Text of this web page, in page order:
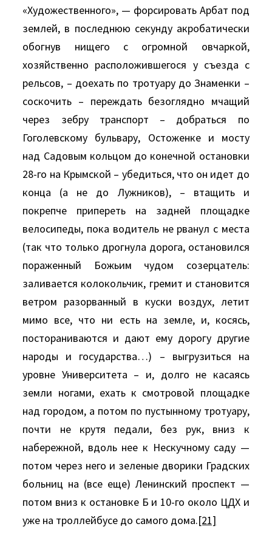
«Художественного», — форсировать Арбат под
землей, в последнюю секунду акробатически
обогнув нищего с огромной овчаркой,
хозяйственно расположившегося у съезда с
рельсов, – доехать по тротуару до Знаменки –
соскочить – переждать безоглядно мчащий
через зебру транспорт – добраться по
Гоголевскому бульвару, Остоженке и мосту
над Садовым кольцом до конечной остановки
28-го на Крымской – убедиться, что он идет до
конца (а не до Лужников), – втащить и
покрепче припереть на задней площадке
велосипеды, пока водитель не рванул с места
(так что только дрогнула дорога, остановился
пораженный Божьим чудом созерцатель:
заливается колокольчик, гремит и становится
ветром разорванный в куски воздух, летит
мимо все, что ни есть на земле, и, косясь,
постораниваются и дают ему дорогу другие
народы и государства…) – выгрузиться на
уровне Университета – и, долго не касаясь
земли ногами, ехать к смотровой площадке
над городом, а потом по пустынному тротуару,
почти не крутя педали, без рук, вниз к
набережной, вдоль нее к Нескучному саду —
потом через него и зеленые дворики Градских
больниц на (все еще) Ленинский проспект —
потом вниз к остановке Б и 10-го около ЦДХ и
уже на троллейбусе до самого дома.[21]